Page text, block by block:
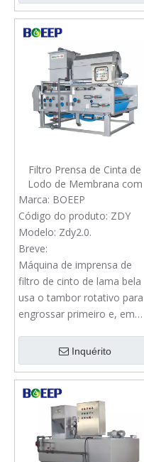
dispositivo de
carregamento.
Filtro Prensa de Cinta de
Lodo de Membrana com
Prensa Rotativa de
Espessamento para
Efluentes Industriais
Marca: BOEEP
Código do produto: ZDY
Modelo: Zdy2.0.
Breve:
Máquina de imprensa de
filtro de cinto de lama bela
usa o tambor rotativo para
engrossar primeiro e, em
pressione para Dewater. É
aplicado para a lodo de
membrana no processo de
tratamento de efluentes
industriais.
Inquérito